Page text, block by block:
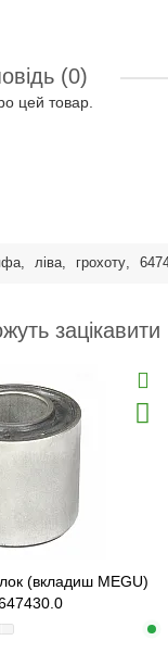
(0)
цей товар.
, ліва, грохоту,
зацікавити
(вкладиш MEGU)